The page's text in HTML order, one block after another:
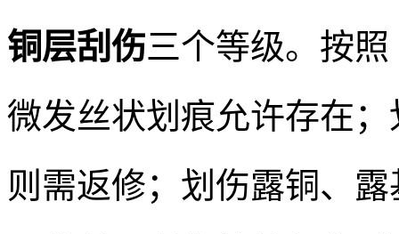
铜层刮伤三个等级。按
微发丝状划痕允许存在
则需返修；划伤露铜、